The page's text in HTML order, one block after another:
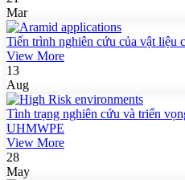
Mar
Tiến trình nghiên cứu của vật liệu
View More
13
Aug
Tình trạng nghiên cứu và triển
UHMWPE
View More
28
May